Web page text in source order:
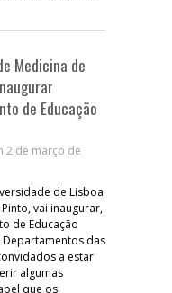
Medicina de
de Educação
2 de março de
de Lisboa
vai inaugurar,
de Educação
Departamentos das
a estar
algumas
que os